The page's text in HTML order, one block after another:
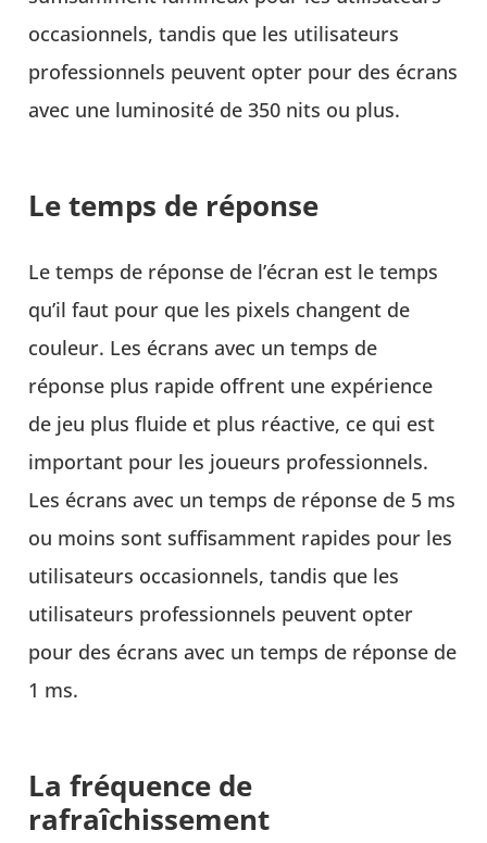
occasionnels, tandis que les utilisateurs
professionnels peuvent opter pour des écrans
avec une luminosité de 350 nits ou plus.
Le temps de réponse
Le temps de réponse de l’écran est le temps
qu’il faut pour que les pixels changent de
couleur. Les écrans avec un temps de
réponse plus rapide offrent une expérience
de jeu plus fluide et plus réactive, ce qui est
important pour les joueurs professionnels.
Les écrans avec un temps de réponse de 5 ms
ou moins sont suffisamment rapides pour les
utilisateurs occasionnels, tandis que les
utilisateurs professionnels peuvent opter
pour des écrans avec un temps de réponse de
1 ms.
La fréquence de
rafraîchissement